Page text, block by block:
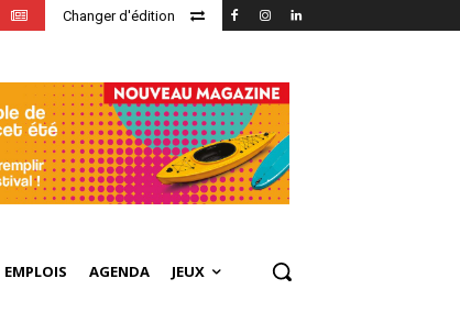
Changer d'édition
EMPLOIS AGENDA JEUX